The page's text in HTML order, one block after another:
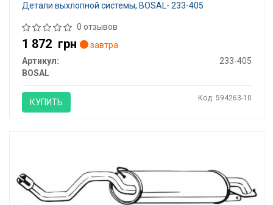
Детали выхлопной системы, BOSAL- 233-405
0 отзывов
1 872 грн
завтра
Артикул:
233-405
BOSAL
КУПИТЬ Код: 594263-10